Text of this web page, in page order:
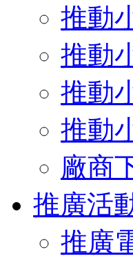
推動
推動
推動
推動
廠商
推廣活
推廣